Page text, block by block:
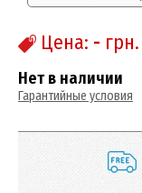
Цена: - грн.
Нет в наличии
Гарантийные условия